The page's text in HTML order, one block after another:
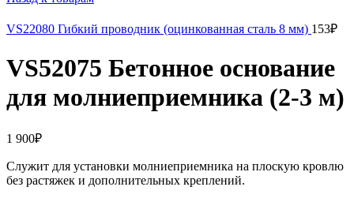
VS22080 Гибкий проводник (оцинкованная сталь 8 мм) 153₽
VS52075 Бетонное основание
для молниеприемника (2-3 м)
1 900₽
Служит для установки молниеприемника на плоскую кровлю
без растяжек и дополнительных креплений.